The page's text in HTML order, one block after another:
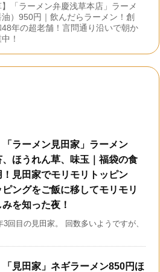
】「ラーメン弁慶浅草本店」ラーメ
油）950円｜飲んだらラーメン！創
年の超老舗！言問通り沿いで朝か
！
「ラーメン見田家」ラーメン
、ほうれん草、味玉｜福袋の食
！見田家でモリモリトッピン
ピングをご飯に移してモリモリ
を知った夜！
回目の見田家。 回数多いようですが、
「見田家」ネギラーメン850円ほ